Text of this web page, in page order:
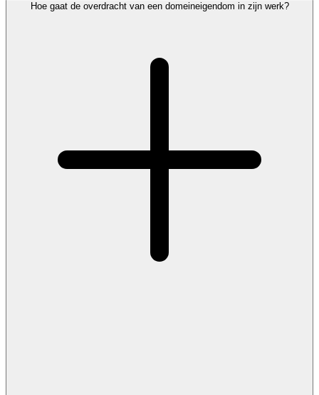
Hoe gaat de overdracht van een domeineigendom in zijn werk?